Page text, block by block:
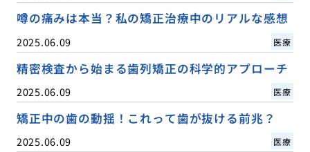
噂の痛みは本当？私の矯正治療中のリアルな感想
2025.06.09 医療
精密検査から始まる歯列矯正の科学的アプローチ
2025.06.09 医療
矯正中の歯の動揺！これって歯が抜ける前兆？
2025.06.09 医療